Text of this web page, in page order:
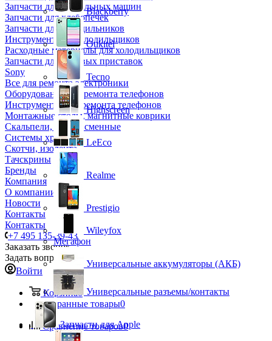
Запчасти для стиральных машин
Запчасти для хлебопечек
Запчасти для холодильников
Инструмент для холодильщиков
Расходные материалы для холодильщиков
Запчасти для игровых приставок
Sony
Все для ремонта электроники
Оборудование для ремонта телефонов
Инструменты для ремонта телефонов
Монтажные столы, магнитные коврики
Скальпели, лезвия сменные
Системы хранения
Скотчи, изолента
Тачскрины
Бренды
Компания
О компании
Новости
Контакты
Контакты
+7 495 135-39-43
Заказать звонок
Задать вопрос
Войти
Корзина0
Избранные товары0
Сравнение товаров0
Blackberry
Oukitel
Tecno
Highscreen
LeEco
Realme
Prestigio
Wileyfox
Мегафон
Универсальные аккумуляторы (АКБ)
Универсальные разъемы/контакты
Запчасти для Apple